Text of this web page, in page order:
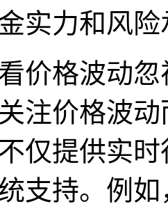
实力和风
价格波动
注价格波
仅提供实
支持。例